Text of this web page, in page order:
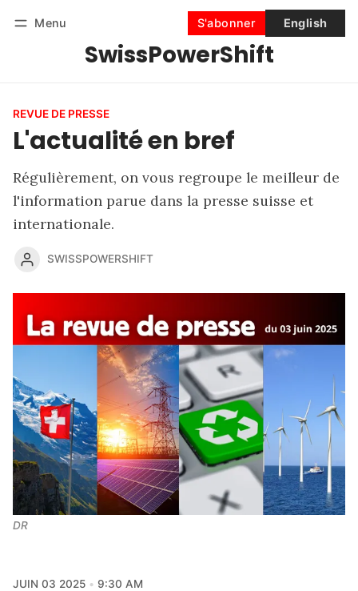
Menu
SwissPowerShift
S'abonner English
Se connecter S'abonner
REVUE DE PRESSE
L'actualité en bref
Régulièrement, on vous regroupe le meilleur de
l'information parue dans la presse suisse et
internationale.
SWISSPOWERSHIFT
DR
JUIN 03 2025
9:30 AM